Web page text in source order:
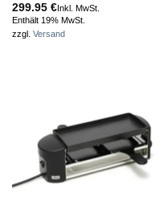
299.95 €Inkl. MwSt.
Enthält 19% MwSt.
zzgl. Versand